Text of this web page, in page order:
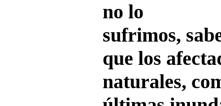
no lo
sufrimos,
que los
naturales,